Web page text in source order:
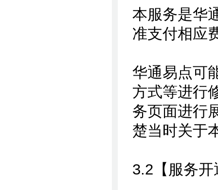
本服务是华
准支付相应
华通易点可
方式等进行
务页面进行
楚当时关于
3.2【服务开